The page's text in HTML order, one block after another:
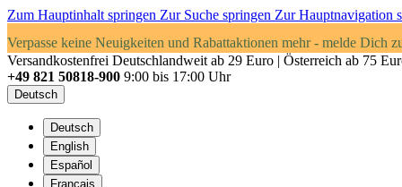
Zum Hauptinhalt springen Zur Suche springen Zur Hauptnavigation
Verpasse keine Neuigkeiten und Rabattaktionen mehr - melde Dich
Versandkostenfrei Deutschlandweit ab 29 Euro | Österreich ab 75
+49 821 50818-900 9:00 bis 17:00 Uhr
Deutsch
Deutsch
English
Español
Français